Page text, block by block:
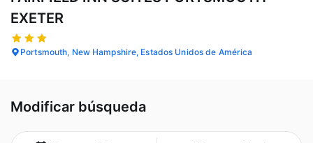
EXETER
Portsmouth, New Hampshire, Estados Unidos de América
Modificar búsqueda